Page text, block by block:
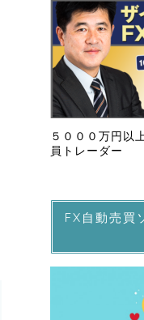
５０００万円以
員トレーダー
FX自動売買